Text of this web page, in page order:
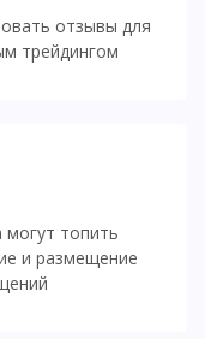
отзывы для
трейдингом
топить
и размещение